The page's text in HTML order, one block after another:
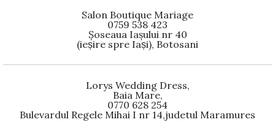
Salon Boutique Mariage
0759 538 423
Șoseaua Iașului nr 40
(ieșire spre Iași), Botosani
Lorys Wedding Dress,
Baia Mare,
0770 628 254
Bulevardul Regele Mihai I nr 14,judetul Maramures